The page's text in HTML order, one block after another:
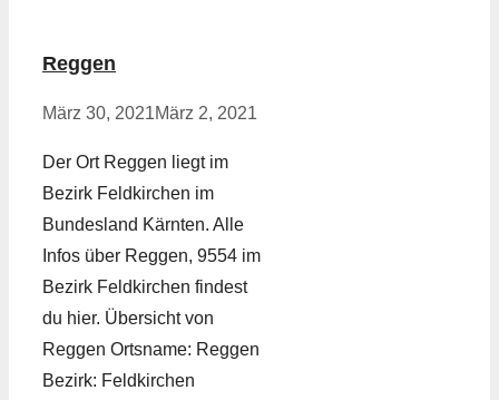
Reggen
März 30, 2021März 2, 2021
Der Ort Reggen liegt im
Bezirk Feldkirchen im
Bundesland Kärnten. Alle
Infos über Reggen, 9554 im
Bezirk Feldkirchen findest
du hier. Übersicht von
Reggen Ortsname: Reggen
Bezirk: Feldkirchen